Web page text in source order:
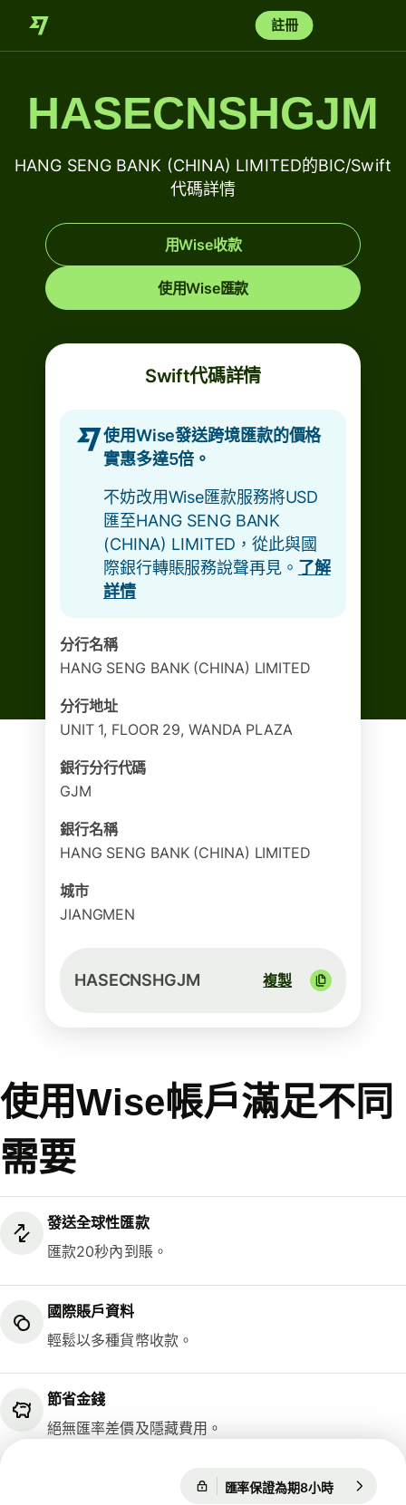
註冊
HASECNSHGJM
HANG SENG BANK (CHINA) LIMITED的BIC/Swift
代碼詳情
用Wise收款
使用Wise匯款
Swift代碼詳情
使用Wise發送跨境匯款的價格
實惠多達5倍。
不妨改用Wise匯款服務將USD
匯至HANG SENG BANK
(CHINA) LIMITED，從此與國
際銀行轉賬服務說聲再見。 了解
詳情
分行名稱
HANG SENG BANK (CHINA) LIMITED
分行地址
UNIT 1, FLOOR 29, WANDA PLAZA
銀行分行代碼
GJM
銀行名稱
HANG SENG BANK (CHINA) LIMITED
城市
JIANGMEN
HASECNSHGJM 複製
使用Wise帳戶滿足不同
需要
發送全球性匯款
匯款20秒內到賬。
國際賬戶資料
輕鬆以多種貨幣收款。
節省金錢
絕無匯率差價及隱藏費用。
匯率保證為期8小時